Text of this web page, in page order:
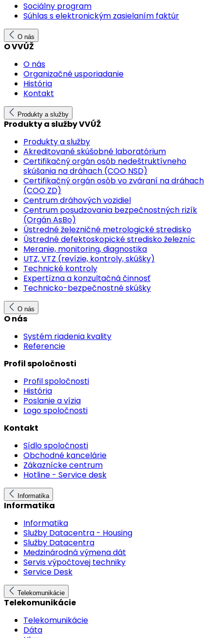
Sociálny program
Súhlas s elektronickým zasielaním faktúr
O nás
O VVÚŽ
O nás
Organizačné usporiadanie
História
Kontakt
Produkty a služby
Produkty a služby VVÚŽ
Produkty a služby
Akreditované skúšobné laboratórium
Certifikačný orgán osôb nedeštruktívneho
skúšania na dráhach (COO NSD)
Certifikačný orgán osôb vo zváraní na dráhach
(COO ZD)
Centrum dráhových vozidiel
Centrum posudzovania bezpečnostných rizík
(Orgán AsBo)
Ústredné železničné metrologické stredisko
Ústredné defektoskopické stredisko železníc
Meranie, monitoring, diagnostika
UTZ, VTZ (revízie, kontroly, skúšky)
Technické kontroly
Expertízna a konzultačná činnosť
Technicko-bezpečnostné skúšky
O nás
O nás
Systém riadenia kvality
Referencie
Profil spoločnosti
Profil spoločnosti
História
Poslanie a vízia
Logo spoločnosti
Kontakt
Sídlo spoločnosti
Obchodné kancelárie
Zákaznícke centrum
Hotline - Service desk
Informatika
Informatika
Informatika
Služby Datacentra - Housing
Služby Datacentra
Medzinárodná výmena dát
Servis výpočtovej techniky
Service Desk
Telekomunikácie
Telekomunikácie
Telekomunikácie
Dáta